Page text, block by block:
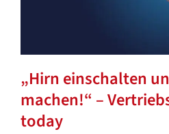
„Hirn einschalten
machen!“ –
today